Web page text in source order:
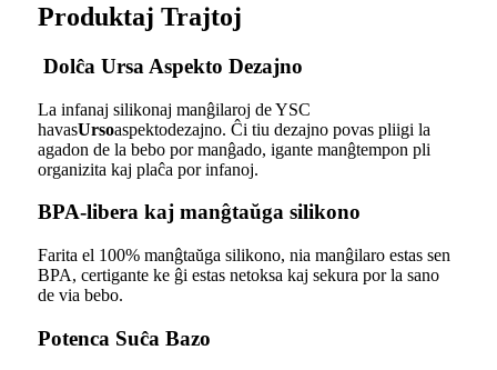
Produktaj Trajtoj
Dolĉa Ursa Aspekto Dezajno
La infanaj silikonaj manĝilaroj de YSC
havasUrsoaspektodezajno. Ĉi tiu dezajno povas pliigi la
agadon de la bebo por manĝado, igante manĝtempon pli
organizita kaj plaĉa por infanoj.
BPA-libera kaj manĝtaŭga silikono
Farita el 100% manĝtaŭga silikono, nia manĝilaro estas sen
BPA, certigante ke ĝi estas netoksa kaj sekura por la sano
de via bebo.
Potenca Suĉa Bazo